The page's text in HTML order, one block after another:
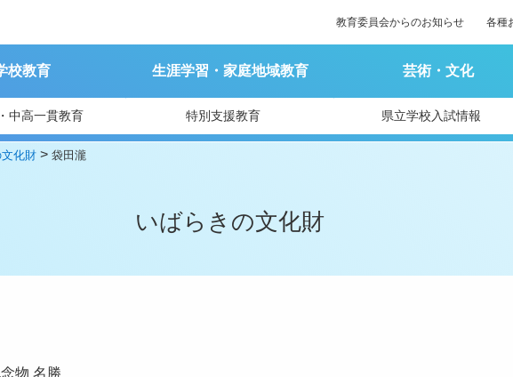
教育委員会からのお知らせ 各種
校教育 生涯学習・家庭地域教育 芸術・文化
中高一貫教育 特別支援教育 県立学校入試情報
化財 >袋田瀧
いばらきの文化財
物 名勝